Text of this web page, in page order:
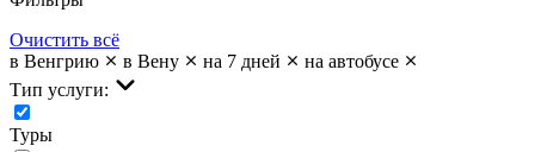
Очистить всё
в Венгрию
в Вену на 7 дней
на автобусе
Тип услуги:
Туры